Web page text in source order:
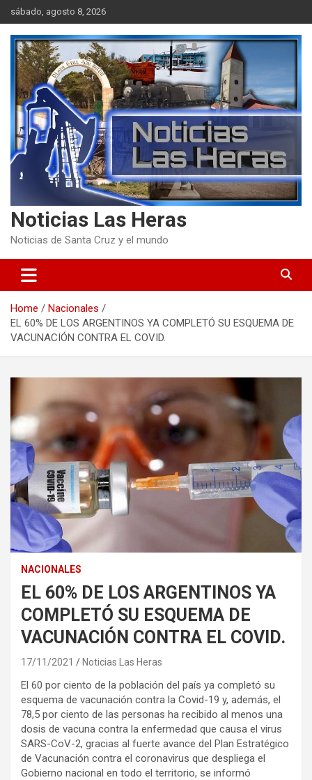
Skip
to
content
sábado, agosto 8, 2026
Noticias Las Heras
Noticias de Santa Cruz y el mundo
Home
Nacionales
EL 60% DE LOS ARGENTINOS YA COMPLETÓ SU ESQUEMA DE
VACUNACIÓN CONTRA EL COVID.
NACIONALES
EL 60% DE LOS ARGENTINOS YA
COMPLETÓ SU ESQUEMA DE
VACUNACIÓN CONTRA EL COVID.
17/11/2021 Noticias Las Heras
El 60 por ciento de la población del país ya completó su
esquema de vacunación contra la Covid-19 y, además, el
78,5 por ciento de las personas ha recibido al menos una
dosis de vacuna contra la enfermedad que causa el virus
SARS-CoV-2, gracias al fuerte avance del Plan Estratégico
de Vacunación contra el coronavirus que despliega el
Gobierno nacional en todo el territorio, se informó